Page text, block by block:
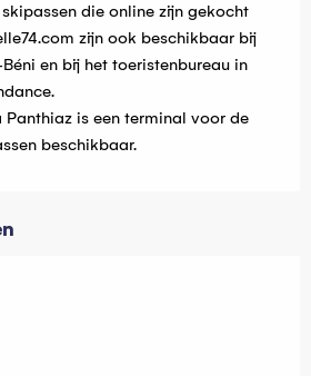
die online zijn gekocht
zijn ook beschikbaar bij
en bij het toeristenbureau in
Panthiaz is een terminal voor de
beschikbaar.